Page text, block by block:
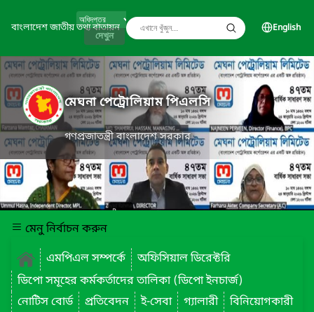
বাংলাদেশ জাতীয় তথ্য বাতায়ন
দেখুন
English
মেঘনা পেট্রোলিয়াম পিএলসি
গণপ্রজাতন্ত্রী বাংলাদেশ সরকার
মেনু নির্বাচন করুন
এমপিএল সম্পর্কে
অফিসিয়াল ডিরেক্টরি
ডিপো সমূহের কর্মকর্তাদের তালিকা (ডিপো ইনচার্জ)
নোটিস বোর্ড
প্রতিবেদন ই-সেবা গ্যালারী
বিনিয়োগকারী